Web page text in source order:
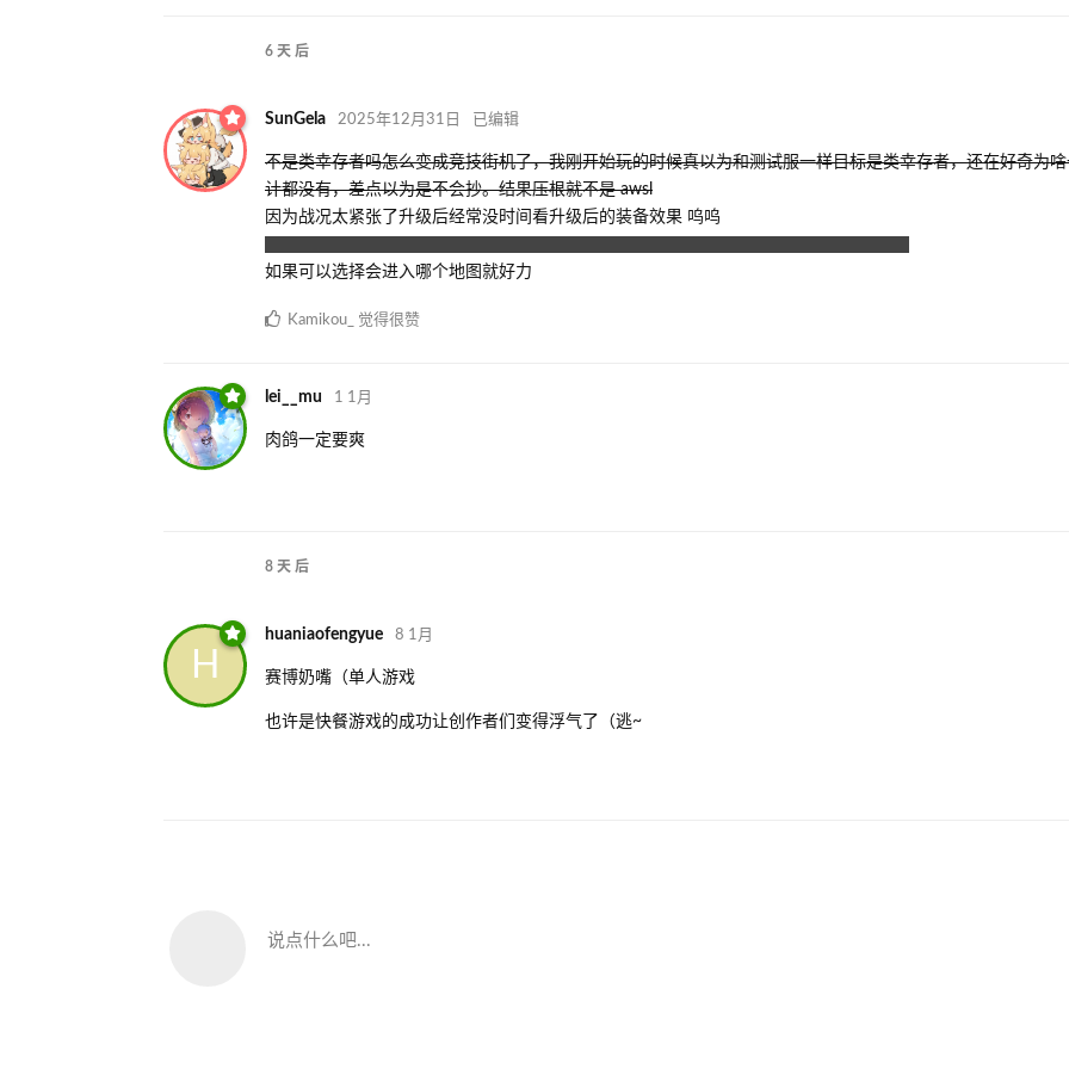
6 天 后
SunGela 2025年12月31日 已编辑
不是类幸存者吗怎么变成竞技街机了，我刚开始玩的时候真以为和测试服一样目标是类幸存者，还在好奇为
计都没有，差点以为是不会抄。结果压根就不是 awsl
因为战况太紧张了升级后经常没时间看升级后的装备效果 呜呜
如果可以选择会进入哪个地图就好力
Kamikou_ 觉得很赞
lei__mu 1 1月
肉鸽一定要爽
8 天 后
H
huaniaofengyue 8 1月
赛博奶嘴（单人游戏
也许是快餐游戏的成功让创作者们变得浮气了（逃~
说点什么吧...